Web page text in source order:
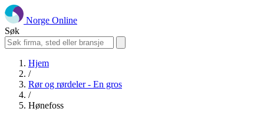
Norge Online
Søk
Hjem
/
Rør og rørdeler - En gros
/
Hønefoss